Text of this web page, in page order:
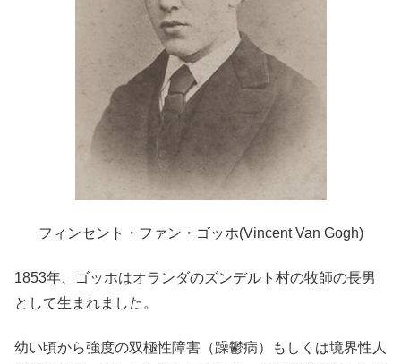
フィンセント・ファン・ゴッホ(Vincent Van Gogh)
1853年、ゴッホはオランダのズンデルト村の牧師の長男
として生まれました。
幼い頃から強度の双極性障害（躁鬱病）もしくは境界性人